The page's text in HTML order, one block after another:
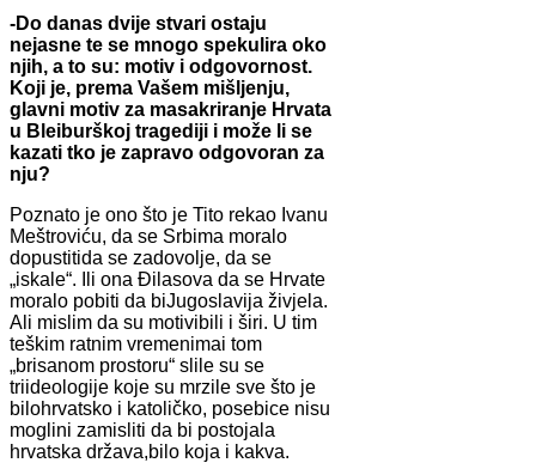
-Do danas dvije stvari ostaju
nejasne te se mnogo spekulira oko
njih, a to su: motiv i odgovornost.
Koji je, prema Vašem mišljenju,
glavni motiv za masakriranje Hrvata
u Bleiburškoj tragediji i može li se
kazati tko je zapravo odgovoran za
nju?
Poznato je ono što je Tito rekao Ivanu
Meštroviću, da se Srbima moralo
dopustitida se zadovolje, da se
„iskale“. Ili ona Đilasova da se Hrvate
moralo pobiti da biJugoslavija živjela.
Ali mislim da su motivibili i širi. U tim
teškim ratnim vremenimai tom
„brisanom prostoru“ slile su se
triideologije koje su mrzile sve što je
bilohrvatsko i katoličko, posebice nisu
moglini zamisliti da bi postojala
hrvatska država,bilo koja i kakva.